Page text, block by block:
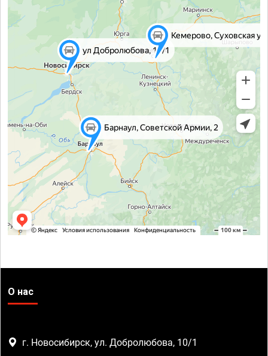
О нас
г. Новосибирск, ул. Добролюбова, 10/1